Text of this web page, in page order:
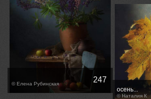
© Елена Рубинская 247
осень...
© Наталия К